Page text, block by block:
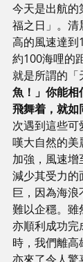
今天是出航的
福之日」。清
高的風速達到
約100海哩的
就是所謂的「
魚！」你能相
飛舞着，就如
次遇到這些可
嘆大自然的美
加強，風速增
減少其受力的
巨，因為海
難以企穩。雖
亦順利成功完
時，我們離